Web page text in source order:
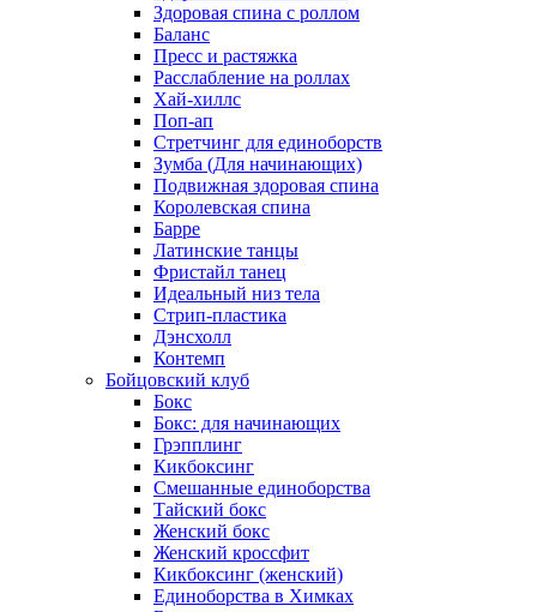
Здоровая спина с роллом
Баланс
Пресс и растяжка
Расслабление на роллах
Хай-хиллс
Поп-ап
Стретчинг для единоборств
Зумба (Для начинающих)
Подвижная здоровая спина
Королевская спина
Барре
Латинские танцы
Фристайл танец
Идеальный низ тела
Стрип-пластика
Дэнсхолл
Контемп
Бойцовский клуб
Бокс
Бокс: для начинающих
Грэпплинг
Кикбоксинг
Смешанные единоборства
Тайский бокс
Женский бокс
Женский кроссфит
Кикбоксинг (женский)
Единоборства в Химках